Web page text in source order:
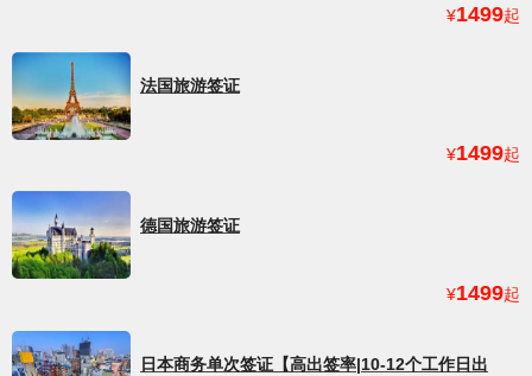
¥1499起
法国旅游签证
¥1499起
德国旅游签证
¥1499起
日本商务单次签证【高出签率|10-12个工作日出